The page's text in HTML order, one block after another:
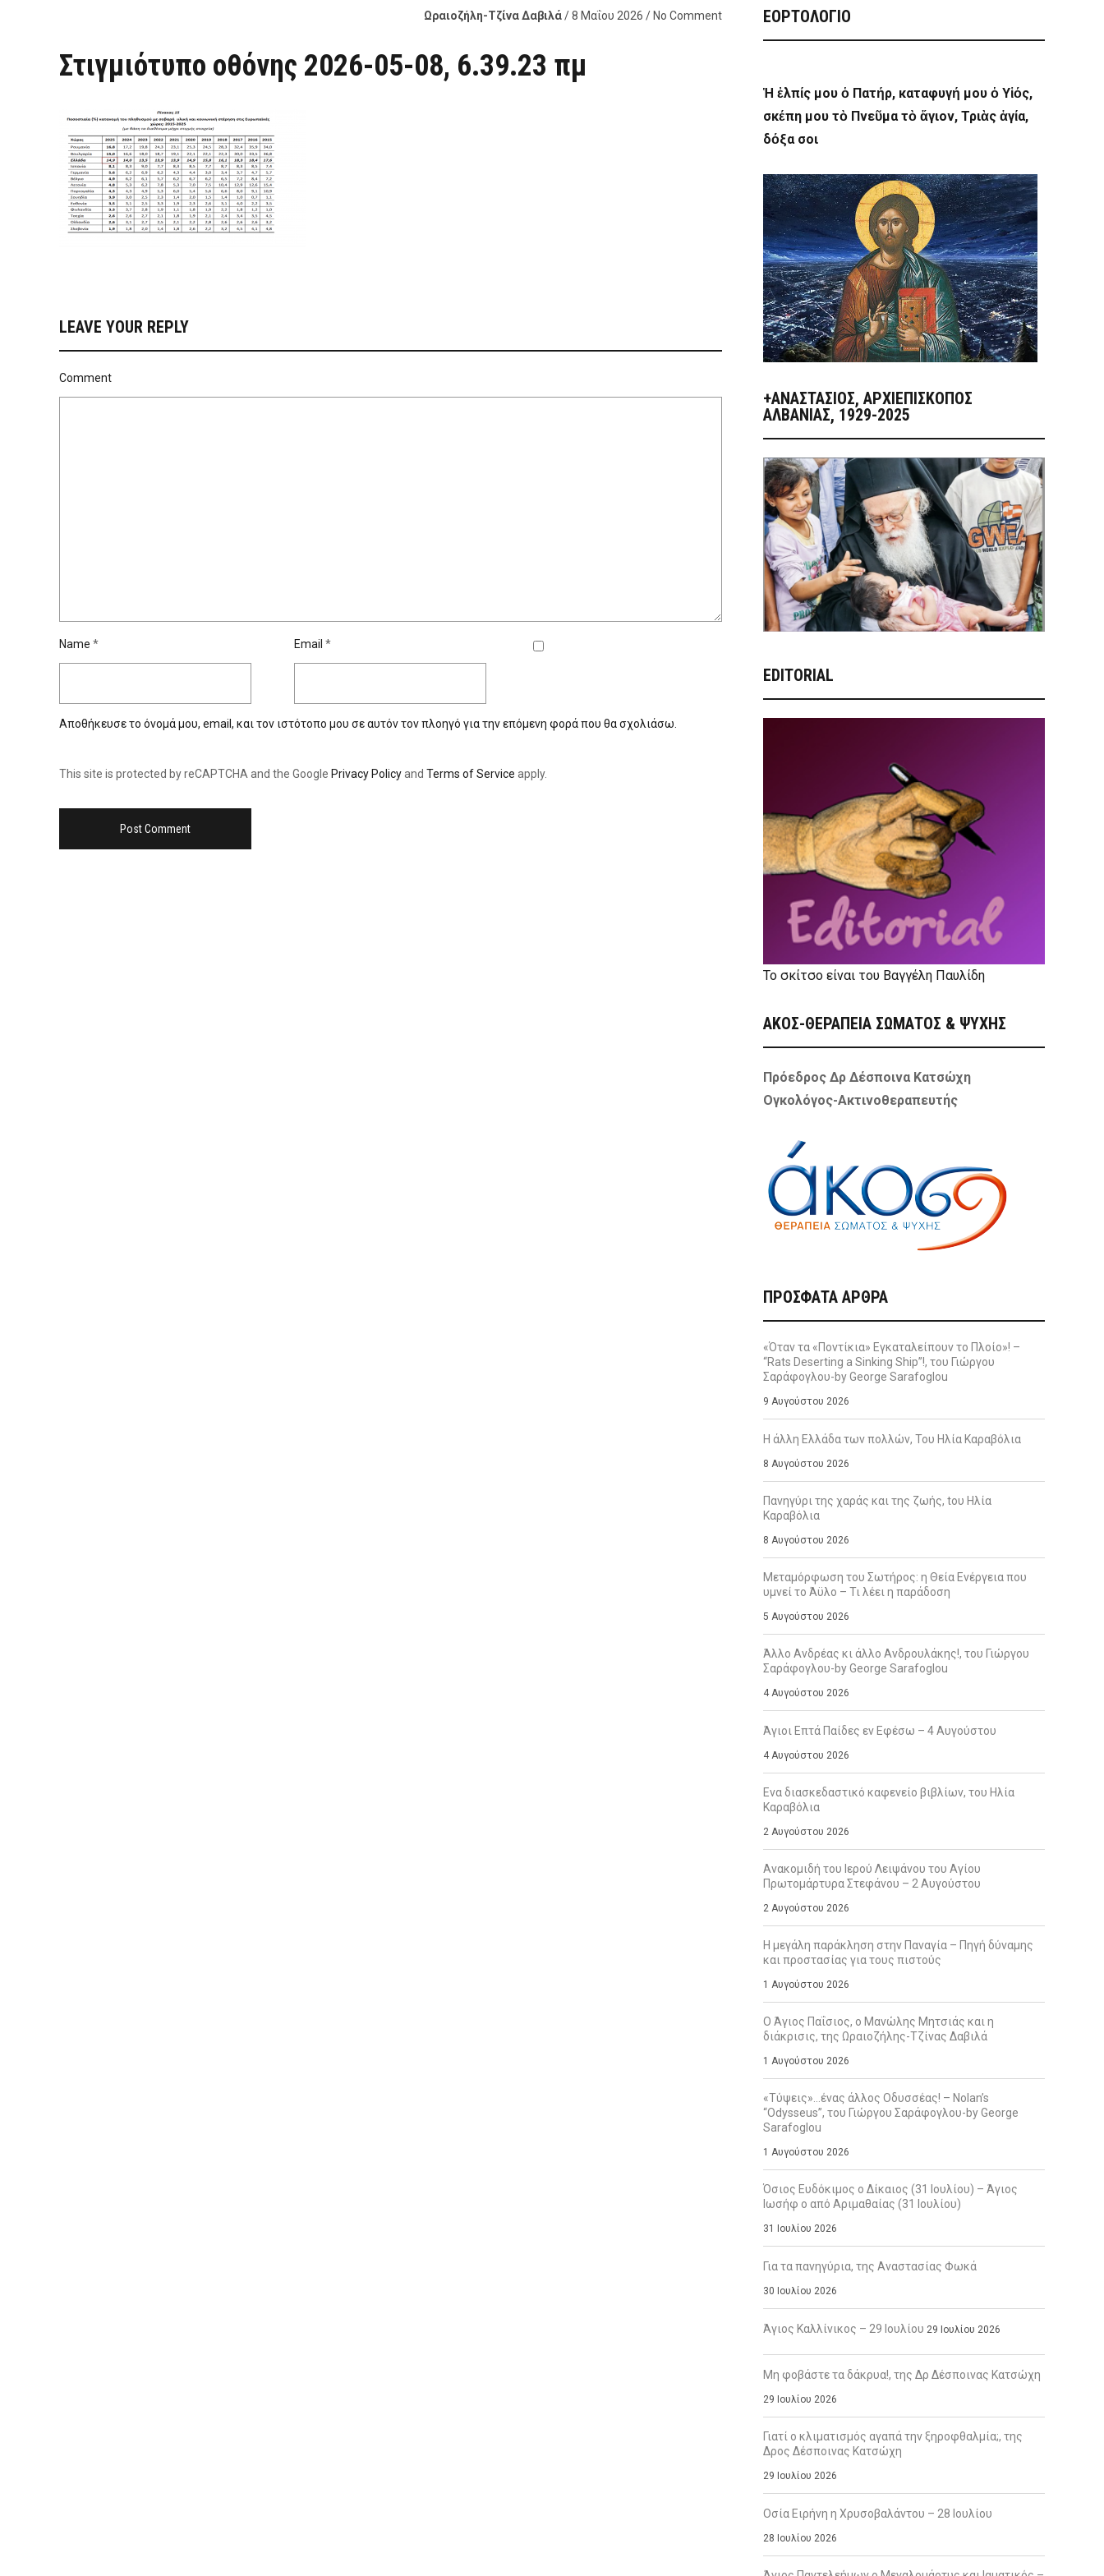
Ωραιοζήλη-Τζίνα Δαβιλά/ 8 Μαΐου 2026 / No Comment
Στιγμιότυπο οθόνης 2026-05-08, 6.39.23 πμ
LEAVE YOUR REPLY
Comment
Name * Email *
Αποθήκευσε το όνομά μου, email, και τον ιστότοπο μου σε αυτόν τον πλοηγό για την επόμενη φορά που θα σχολιάσω.
This site is protected by reCAPTCHA and the Google Privacy Policyand Terms of Service apply.
ΕΟΡΤΟΛΟΓΙΟ
Ἡ ἐλπίς μου ὁ Πατήρ, καταφυγή μου ὁ Υἱός,
σκέπη μου τὸ Πνεῦμα τὸ ἅγιον, Τριὰς ἁγία,
δόξα σοι
+ΑΝΑΣΤΆΣΙΟΣ, ΑΡΧΙΕΠΊΣΚΟΠΟΣ
ΑΛΒΑΝΊΑΣ, 1929-2025
EDITORIAL
Το σκίτσο είναι του Βαγγέλη Παυλίδη
ΑΚΟΣ-ΘΕΡΑΠΕΙΑ ΣΩΜΑΤΟΣ & ΨΥΧΗΣ
Πρόεδρος Δρ Δέσποινα Κατσώχη
Ογκολόγος-Ακτινοθεραπευτής
ΠΡΌΣΦΑΤΑ ΆΡΘΡΑ
«Όταν τα «Ποντίκια» Εγκαταλείπουν το Πλοίο»! –
“Rats Deserting a Sinking Ship”!, του Γιώργου
Σαράφογλου-by George Sarafoglou
9 Αυγούστου 2026
Η άλλη Ελλάδα των πολλών, Του Ηλία Καραβόλια
8 Αυγούστου 2026
Πανηγύρι της χαράς και της ζωής, tου Ηλία
Καραβόλια
8 Αυγούστου 2026
Μεταμόρφωση του Σωτήρος: η Θεία Ενέργεια που
υμνεί το Άϋλο – Τι λέει η παράδοση
5 Αυγούστου 2026
Άλλο Ανδρέας κι άλλο Ανδρουλάκης!, του Γιώργου
Σαράφογλου-by George Sarafoglou
4 Αυγούστου 2026
Άγιοι Επτά Παίδες εν Εφέσω – 4 Αυγούστου
4 Αυγούστου 2026
Ενα διασκεδαστικό καφενείο βιβλίων, του Ηλία
Καραβόλια
2 Αυγούστου 2026
Ανακομιδή του Ιερού Λειψάνου του Αγίου
Πρωτομάρτυρα Στεφάνου – 2 Αυγούστου
2 Αυγούστου 2026
Η μεγάλη παράκληση στην Παναγία – Πηγή δύναμης
και προστασίας για τους πιστούς
1 Αυγούστου 2026
Ο Άγιος Παΐσιος, ο Μανώλης Μητσιάς και η
διάκρισις, της Ωραιοζήλης-Τζίνας Δαβιλά
1 Αυγούστου 2026
«Τύψεις»…ένας άλλος Οδυσσέας! – Nolan’s
“Odysseus”, του Γιώργου Σαράφογλου-by George
Sarafoglou
1 Αυγούστου 2026
Όσιος Ευδόκιμος ο Δίκαιος (31 Ιουλίου) – Άγιος
Ιωσήφ ο από Αριμαθαίας (31 Ιουλίου)
31 Ιουλίου 2026
Για τα πανηγύρια, της Αναστασίας Φωκά
30 Ιουλίου 2026
Άγιος Καλλίνικος – 29 Ιουλίου 29 Ιουλίου 2026
Μη φοβάστε τα δάκρυα!, της Δρ Δέσποινας Κατσώχη
29 Ιουλίου 2026
Γιατί ο κλιματισμός αγαπά την ξηροφθαλμία;, της
Δρος Δέσποινας Κατσώχη
29 Ιουλίου 2026
Οσία Ειρήνη η Χρυσοβαλάντου – 28 Ιουλίου
28 Ιουλίου 2026